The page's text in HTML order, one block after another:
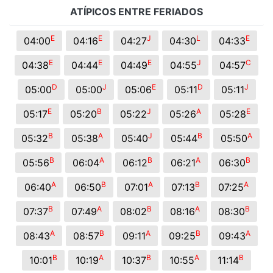
ATÍPICOS ENTRE FERIADOS
04:00E 04:16E 04:27J 04:30L 04:33E
04:38E 04:44E 04:49E 04:55J 04:57C
05:00D 05:00J 05:06E 05:11D 05:11J
05:17E 05:20B 05:22J 05:26A 05:28E
05:32B 05:38A 05:40J 05:44B 05:50A
05:56B 06:04A 06:12B 06:21A 06:30B
06:40A 06:50B 07:01A 07:13B 07:25A
07:37B 07:49A 08:02B 08:16A 08:30B
08:43A 08:57B 09:11A 09:25B 09:43A
10:01B 10:19A 10:37B 10:55A 11:14B